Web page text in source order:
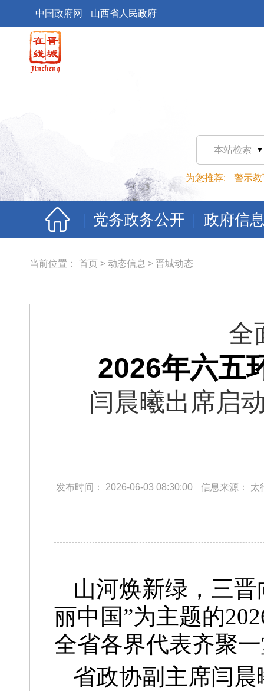
中国政府网 山西省人民政府
本站检索
为您推荐: 警示教
党务政务公开 政府信
当前位置： 首页 > 动态信息 > 晋城动态
全
2026年六五
闫晨曦出席启
发布时间： 2026-06-03 08:30:00 信息来源： 太
山河焕新绿，三
丽中国”为主题的
全省各界代表齐聚
省政协副主席闫